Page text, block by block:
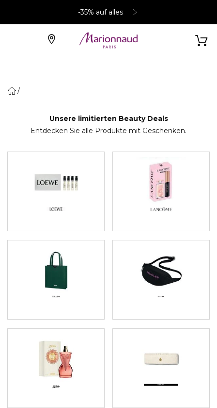
-35% auf alles
Unsere limitierten Beauty Deals
Entdecken Sie alle Produkte mit Geschenken.